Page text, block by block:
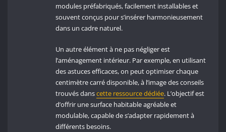
modules préfabriqués, facilement installables et
souvent conçus pour s’insérer harmonieusement
dans un cadre naturel.
Un autre élément à ne pas négliger est
l’aménagement intérieur. Par exemple, en utilisant
des astuces efficaces, on peut optimiser chaque
centimètre carré disponible, à l’image des conseils
trouvés danscette ressource dédiée. L’objectif est
d’offrir une surface habitable agréable et
modulable, capable de s’adapter rapidement à
différents besoins.